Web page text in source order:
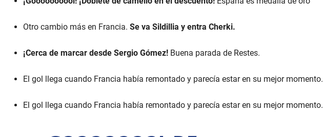
Otro cambio más en Francia. Se va Sildillia y entra Cherki.
¡Cerca de marcar desde Sergio Gómez! Buena parada de Restes.
El gol llega cuando Francia había remontado y parecía estar en su mejor momento.
El gol llega cuando Francia había remontado y parecía estar en su mejor momento.